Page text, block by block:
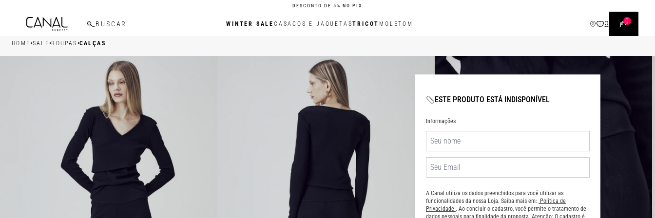
DESCONTO DE 5% NO PIX
WINTER SALE CASACOS E JAQUETASTRICOT MOLETOM 0
HOME •SALE•ROUPAS •CALÇAS
ESTE PRODUTO ESTÁ INDISPONÍVEL
Informações
A Canal utiliza os dados preenchidos para você utilizar as
funcionalidades da nossa Loja. Saiba mais em:
Política de
Privacidade . Ao concluir o cadastro, você permite o tratamento de
dados pessoais para finalidade da proposta. Atenção: O cadastro é